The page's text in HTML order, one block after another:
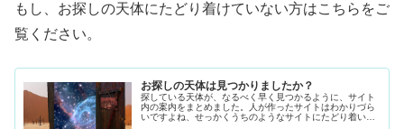
もし、お探しの天体にたどり着けていない方はこちらをご
覧ください。
お探しの天体は見つかりましたか？
探している天体が、なるべく早く見つかるように、サイト
内の案内をまとめました。人が作ったサイトはわかりづら
いですよね、せっかくうちのようなサイトにたどり着いて